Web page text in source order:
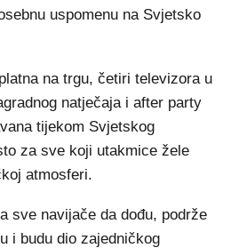
uspomenu na Svjetsko
na trgu, četiri televizora u
natječaja i after party
tijekom Svjetskog
za sve koji utakmice žele
atmosferi.
sve navijače da dođu, podrže
i budu dio zajedničkog